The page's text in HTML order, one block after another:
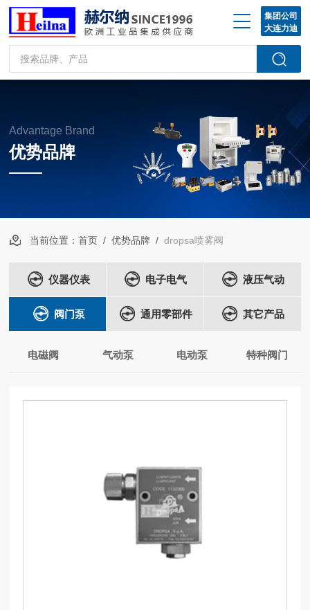
集团公司
大连力迪
Advantage Brand
优势品牌
当前位置：首页 /优势品牌 /dropsa喷雾阀
仪器仪表 电子电气 液压气动
阀门泵 通用零部件 其它产品
电磁阀 气动泵 电动泵 特种阀门